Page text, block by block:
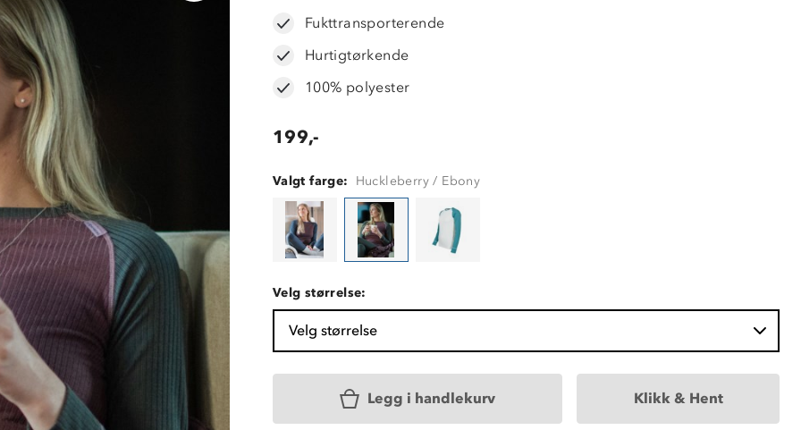
Fukttransporterende
Hurtigtørkende
100% polyester
199,-
Valgt farge: Huckleberry / Ebony
Velg størrelse:
Velg størrelse
Legg i handlekurv Klikk & Hent